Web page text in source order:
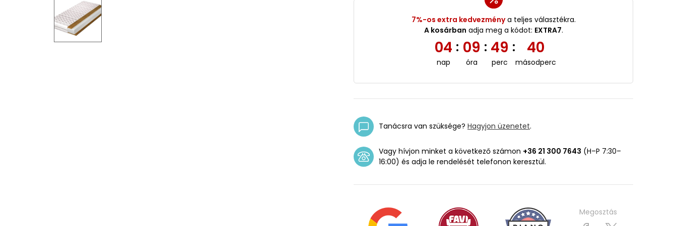
7%-os extra kedvezménya teljes választékra.
A kosárban adja meg a kódot: EXTRA7.
04
nap
: 09
óra
: 49
perc
: 39
másodperc
Tanácsra van szüksége? Hagyjon üzenetet.
Vagy hívjon minket a következő számon +36 21 300 7643 (H–P 7:30–
16:00) és adja le rendelését telefonon keresztül.
Megosztás